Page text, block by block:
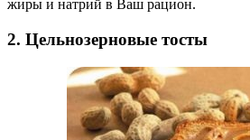
жиры и натрий в Ваш рацион.
2. Цельнозерновые тосты